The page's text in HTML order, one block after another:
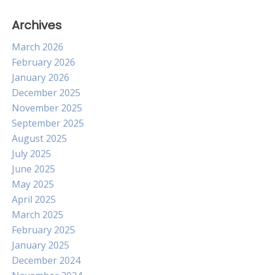
Archives
March 2026
February 2026
January 2026
December 2025
November 2025
September 2025
August 2025
July 2025
June 2025
May 2025
April 2025
March 2025
February 2025
January 2025
December 2024